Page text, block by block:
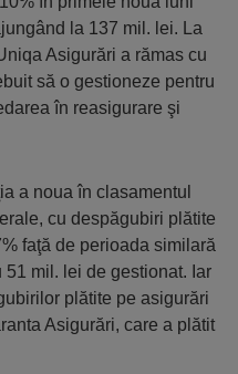
la 137 mil. lei. La
Asigurări a rămas cu
să o gestioneze pentru
în reasigurare şi
a noua în clasamentul
cu despăgubiri plătite
faţă de perioada similară
mil. lei de gestionat. Iar
plătite pe asigurări
Asigurări, care a plătit